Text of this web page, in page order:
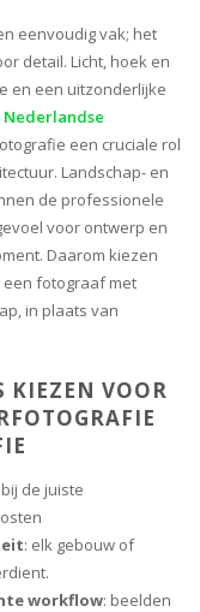
eenvoudig vak; het
detail. Licht, hoek en
en een uitzonderlijke
Nederlandse
een cruciale rol
Landschap- en
de professionele
voor ontwerp en
Daarom kiezen
fotograaf met
in plaats van
KIEZEN VOOR
de juiste
: elk gebouw of
workflow: beelden